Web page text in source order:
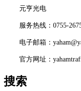
元亨光电
服务热线：0755-
电子邮箱：
官方网址：
搜索